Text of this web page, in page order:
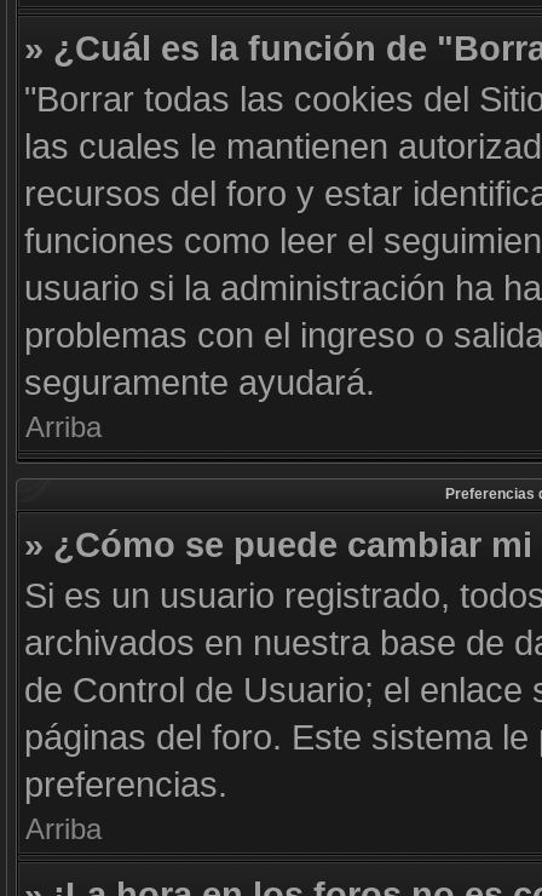
» ¿Cuál es la función de
"Borrar todas las cookies del
las cuales le mantienen
recursos del foro y estar
funciones como leer el
usuario si la administración ha
problemas con el ingreso o
seguramente ayudará.
Arriba
Preferencias
» ¿Cómo se puede cambiar
Si es un usuario registrado,
archivados en nuestra base de
de Control de Usuario; el
páginas del foro. Este sistema
preferencias.
Arriba